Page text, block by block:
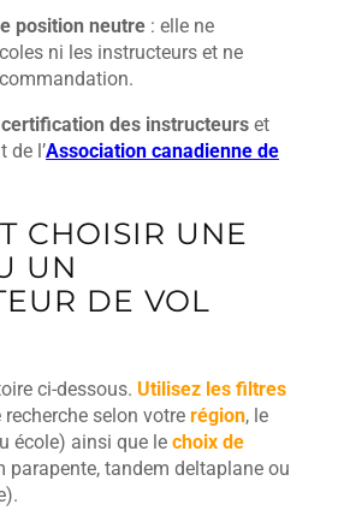
position neutre : elle ne
ni les instructeurs et ne
certification des instructeurs et
de l’Association canadienne de
CHOISIR UNE
UN
DE VOL
ci-dessous. Utilisez les filtres
selon votre région, le
école) ainsi que le choix de
parapente, tandem deltaplane ou